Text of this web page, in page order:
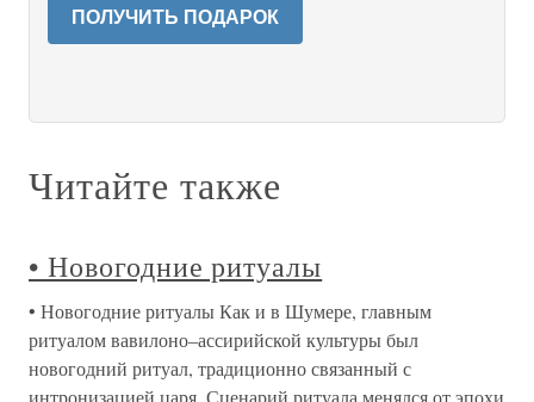
ПОЛУЧИТЬ ПОДАРОК
Читайте также
• Новогодние ритуалы
• Новогодние ритуалы Как и в Шумере, главным
ритуалом вавилоно–ассирийской культуры был
новогодний ритуал, традиционно связанный с
интронизацией царя. Сценарий ритуала менялся от эпохи